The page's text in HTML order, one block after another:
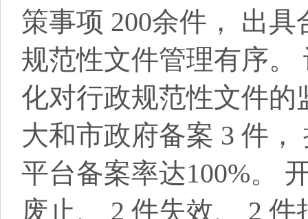
策事项 200余件， 出
规范性文件管理有序
化对行政规范性文件的
大和市政府备案 3 件
平台备案率达100%。
废止、 2 件失效、 2